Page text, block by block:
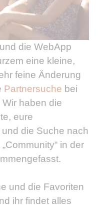
die WebApp
eine kleine,
feine Änderung
Partnersuche bei
haben die
eure
die Suche nach
in der
und die Favoriten
ihr findet alles